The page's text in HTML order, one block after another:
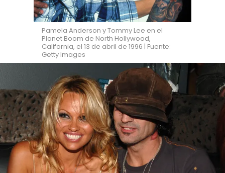
Pamela Anderson y Tommy Lee en el
Planet Boom de North Hollywood,
California, el 13 de abril de 1996 | Fuente:
Getty Images